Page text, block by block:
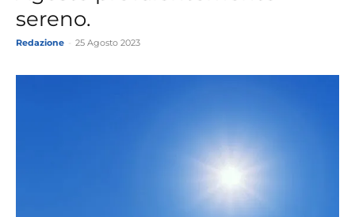
sereno.
Redazione 25 Agosto 2023